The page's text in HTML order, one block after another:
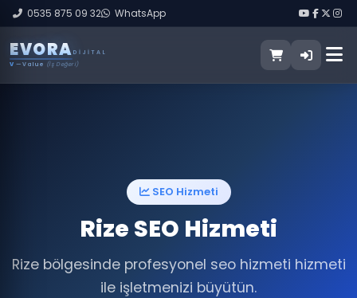
0535 875 09 32 WhatsApp
EVORA DIJITAL
V — Value (İş Değeri)
SEO Hizmeti
Rize SEO Hizmeti
Rize bölgesinde profesyonel seo hizmeti hizmeti
ile işletmenizi büyütün.